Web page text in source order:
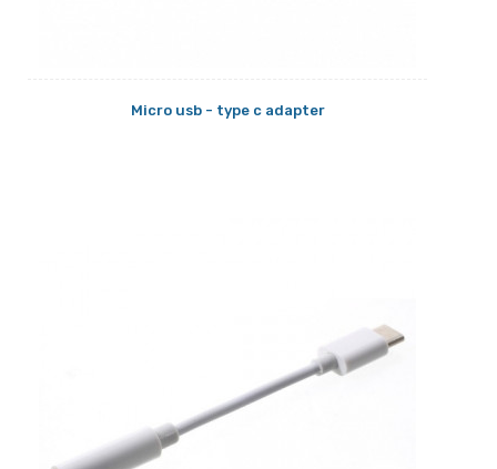
Micro usb - type c adapter